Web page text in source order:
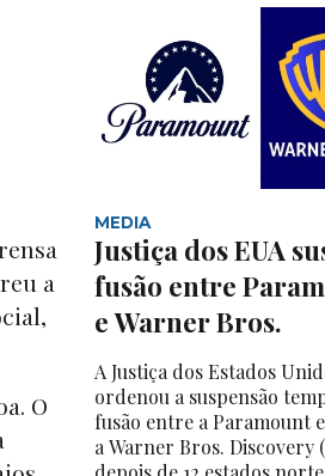
a
O
MEDIA
Justiça dos EUA
fusão entre
e Warner Bros.
A Justiça dos Estados
ordenou a suspensão
fusão entre a Paramount e
a Warner Bros. Discovery